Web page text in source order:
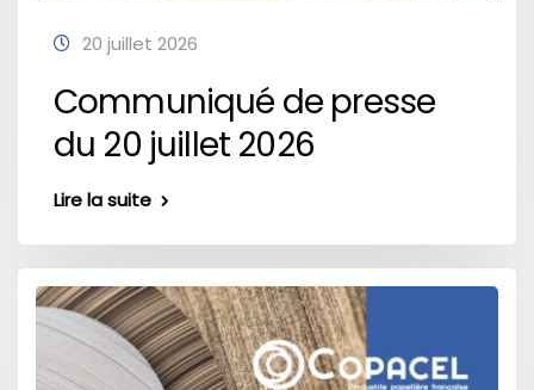
20 juillet 2026
Communiqué de presse
du 20 juillet 2026
Lire la suite